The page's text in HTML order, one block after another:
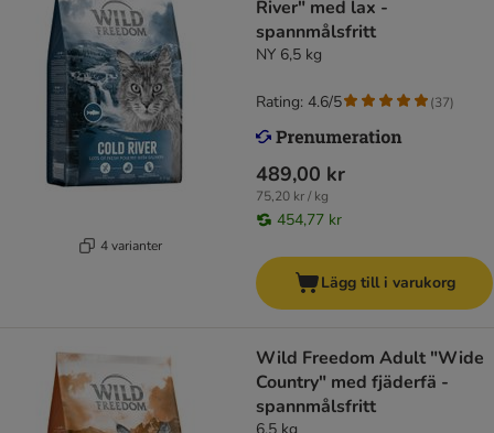
4 varianter
River" med lax -
spannmålsfritt
NY 6,5 kg
489,00 kr
75,20 kr / kg
454,77 kr
Rating: 4.6/5 (37)
Lägg till i varukorg
Wild Freedom Adult "Wide
Country" med fjäderfä -
spannmålsfritt